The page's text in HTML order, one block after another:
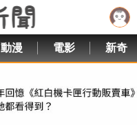
動漫 電影 新奇